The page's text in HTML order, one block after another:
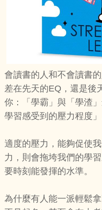
會讀書的人和不會讀書
差在先天的EQ，還是後
你：「學霸」與「學渣
學習感受到的壓力程度」
適度的壓力，能夠促使
力，則會拖垮我們的學
要時刻能發揮的水準。
為什麼有人能一派輕鬆